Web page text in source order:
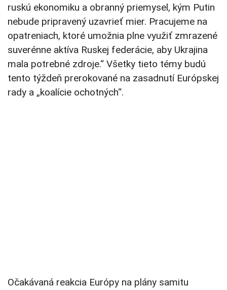
ruskú ekonomiku a obranný priemysel, kým Putin
nebude pripravený uzavrieť mier. Pracujeme na
opatreniach, ktoré umožnia plne využiť zmrazené
suverénne aktíva Ruskej federácie, aby Ukrajina
mala potrebné zdroje.“ Všetky tieto témy budú
tento týždeň prerokované na zasadnutí Európskej
rady a „koalície ochotných“.
Očakávaná reakcia Európy na plány samitu